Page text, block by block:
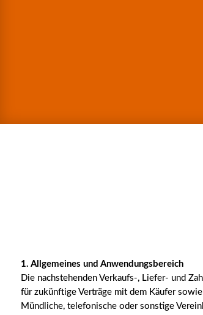
1. Allgemeines und Anwendungsbereich
Die nachstehenden Verkaufs-, Liefer- und
für zukünftige Verträge mit dem Käufer
Mündliche, telefonische oder sonstige